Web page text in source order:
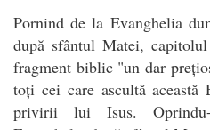
Pornind de la Evanghelia
după sfântul Matei,
fragment biblic "un dar
toți cei care ascultă această
privirii lui Isus.